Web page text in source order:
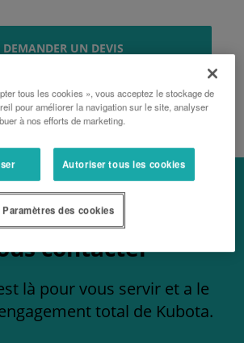
DEMANDER UN DEVIS
contacter
là pour vous servir et a le
total de Kubota.
tous les cookies », vous acceptez le stockage de
pour améliorer la navigation sur le site, analyser
à nos efforts de marketing.
Autoriser tous les cookies
Paramètres des cookies